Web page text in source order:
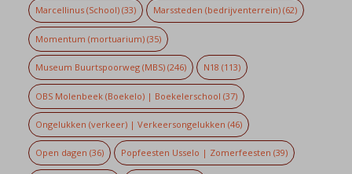
Marcellinus (School)(33) Marssteden (bedrijventerrein) (62)
Momentum (mortuarium)(35)
Museum Buurtspoorweg (MBS)(246) N18 (113)
OBS Molenbeek (Boekelo) | Boekelerschool (37)
Ongelukken (verkeer) | Verkeersongelukken (46)
Open dagen (36) Popfeesten Usselo | Zomerfeesten (39)